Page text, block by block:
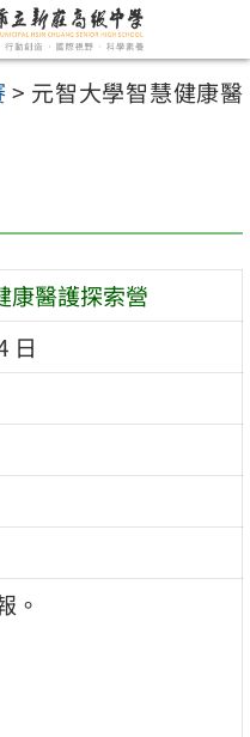
> 元智大學智慧健康醫
康醫護探索營
日
。